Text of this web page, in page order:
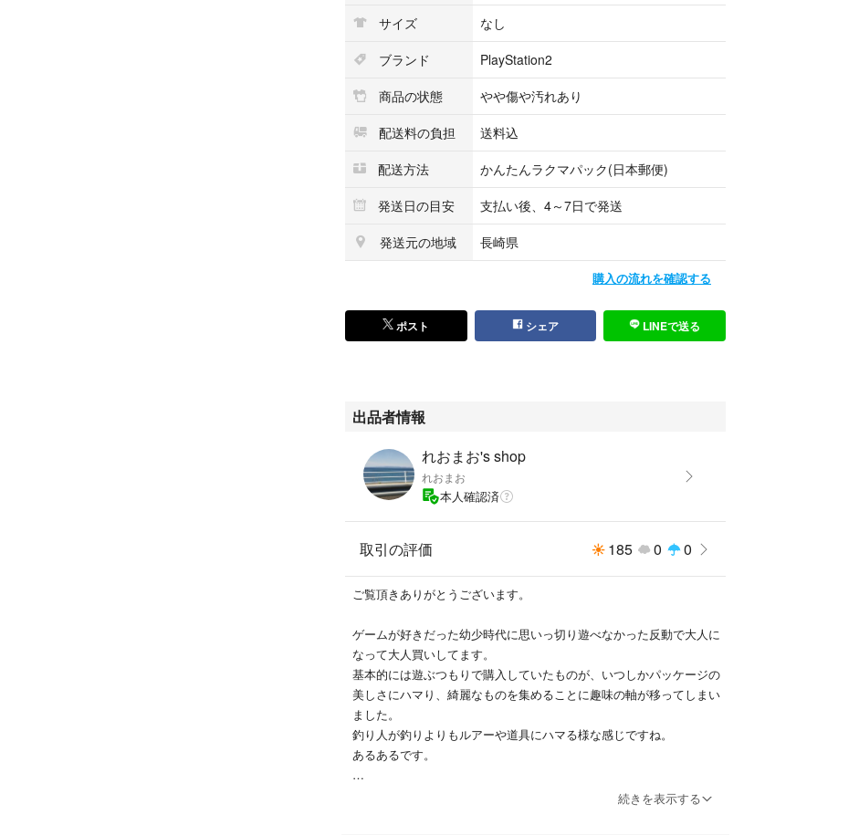
ため、お使いの機器で動作しないからというクレームは受け付けられ
ません。予めご了承ください。
また中古品のため完璧を求める方の購入はご遠慮下さい。あくまで自
宅保管であることを了解の上、購入お願い致します。
値下げ、返品はご遠慮下さい。
元々私のコレクションの為、すぐに売れなくても構わないので、特別
な事情がない限り値下げはほぼないものとお考え下さい。
また昨今の物価高騰及びレトロゲーム高騰、相場変動や送料価格上昇
等により今後値上げすることがあり、特にいいねが多くついている場
す。
他サイトも利用しているため、予告なく出品を取り下げる場合があり
ます。
また同じものが落札された場合、早い方を優先させて頂きますので、
簡易包装にて発送致します。（過剰な包装はしません。ご了承願いま
衛生面を考慮し、拭ける場所は全て一度アルコールウェットシートに
て清拭しています。
【追記】
説明文を読まずに値下げ交渉を何度もしてくる方がおられます。説明
文を読んでない交渉やコメントはスルーさせて頂くのと同時にブロッ
サイズ
なし
ブランド
PlayStation2
商品の状態
やや傷や汚れあり
配送料の負担
送料込
配送方法
かんたんラクマパック(日本郵便)
発送日の目安
支払い後、4～7日で発送
発送元の地域
長崎県
購入の流れを確認する
ポスト シェア LINEで送る
出品者情報
れおまお's shop
れおまお
本人確認済
取引の評価 185 0 0
ご覧頂きありがとうございます。
ゲームが好きだった幼少時代に思いっ切り遊べなかった反動で大人に
なって大人買いしてます。
基本的には遊ぶつもりで購入していたものが、いつしかパッケージの
美しさにハマり、綺麗なものを集めることに趣味の軸が移ってしまい
ました。
釣り人が釣りよりもルアーや道具にハマる様な感じですね。
あるあるです。
コレクション品を出品していますので、急いだり、無理に売ろうとは
続きを表示する